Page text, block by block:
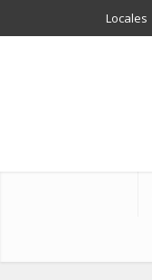
Locales